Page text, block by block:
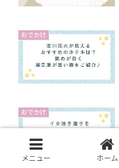
おでかけ
おでかけ
メニュー ホーム